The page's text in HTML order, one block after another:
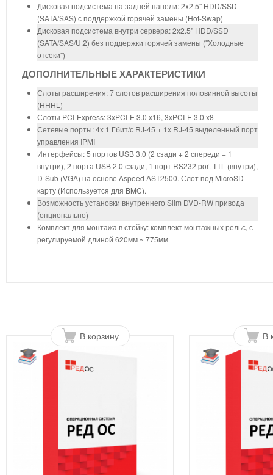
Дисковая подсистема на задней панели: 2x2.5" HDD/SSD
(SATA/SAS) с поддержкой горячей замены (Hot-Swap)
Дисковая подсистема внутри сервера: 2x2.5" HDD/SSD
(SATA/SAS/U.2) без поддержки горячей замены ("Холодные
отсеки")
ДОПОЛНИТЕЛЬНЫЕ ХАРАКТЕРИСТИКИ
Слоты расширения: 7 слотов расширения половинной высоты
(HHHL)
Слоты PCI-Express: 3xPCI-E 3.0 x16, 3xPCI-E 3.0 x8
Сетевые порты: 4x 1 Гбит/с RJ-45 + 1x RJ-45 выделенный порт
управления IPMI
Интерфейсы: 5 портов USB 3.0 (2 сзади + 2 спереди + 1
внутри), 2 порта USB 2.0 сзади, 1 порт RS232 port TTL (внутри),
D-Sub (VGA) на основе Aspeed AST2500. Слот под MicroSD
карту (Используется для BMC).
Возможность установки внутреннего Slim DVD-RW привода
(опционально)
Комплект для монтажа в стойку: комплект монтажных рельс, с
регулируемой длиной 620мм ~ 775мм
В корзину В